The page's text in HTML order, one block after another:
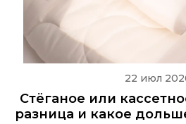
22 июл
Стёганое или
разница и какое